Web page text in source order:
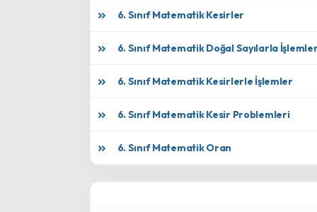
6. Sınıf Matematik Kesirler
6. Sınıf Matematik Doğal Sayılarla
6. Sınıf Matematik Kesirlerle İşlemler
6. Sınıf Matematik Kesir Problemleri
6. Sınıf Matematik Oran